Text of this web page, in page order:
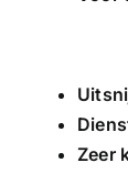
Zeer